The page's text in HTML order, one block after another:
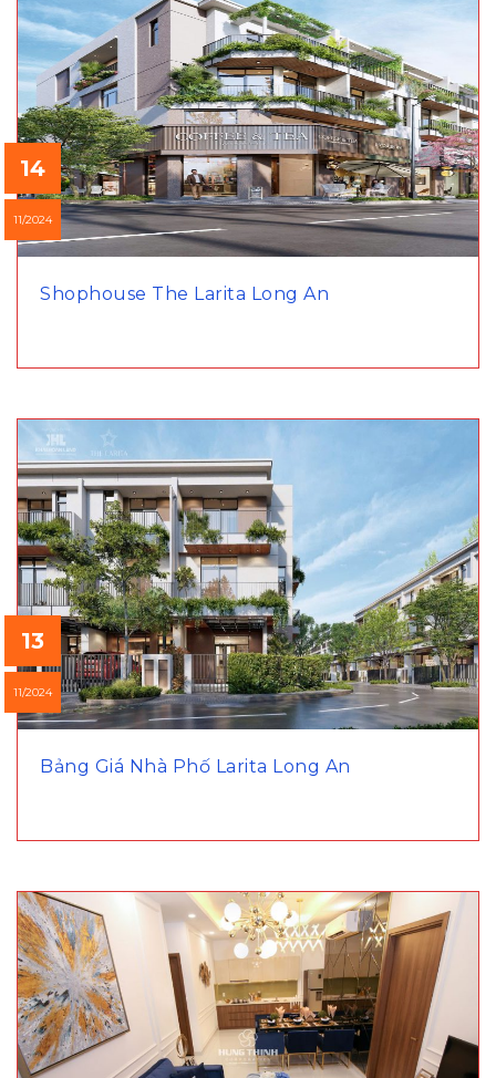
14
11/2024
Shophouse The Larita Long An
13
11/2024
Bảng Giá Nhà Phố Larita Long An